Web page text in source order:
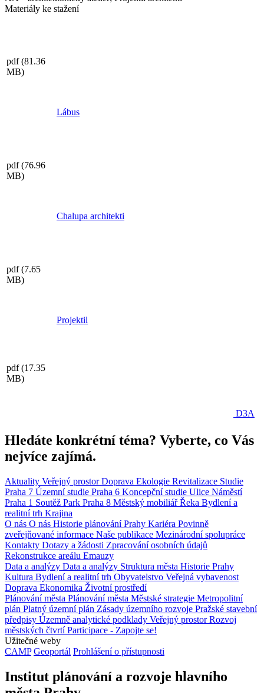
Materiály ke stažení
pdf(81.36
MB)
Lábus
pdf(76.96
MB)
Chalupa architekti
pdf(7.65
MB)
Projektil
pdf(17.35
MB)
D3A
Hledáte konkrétní téma? Vyberte, co Vás
nejvíce zajímá.
Aktuality Veřejný prostorDoprava Ekologie Revitalizace Studie
Praha 7 Územní studie Praha 6 Koncepční studie Ulice Náměstí
Praha 1 Soutěž Park Praha 8 Městský mobiliářŘeka Bydlení a
realitní trh Krajina
O nás O nás Historie plánování Prahy Kariéra Povinně
zveřejňované informace Naše publikace Mezinárodní spolupráce
Kontakty Dotazy a žádosti Zpracování osobních údajů
Rekonstrukce areálu Emauzy
Data a analýzy Data a analýzy Struktura města Historie Prahy
Kultura Bydlení a realitní trh Obyvatelstvo Veřejná vybavenost
Doprava Ekonomika Životní prostředí
Plánování města Plánování města Městské strategie Metropolitní
plán Platný územní plán Zásady územního rozvoje Pražské stavební
předpisy Územně analytické podklady Veřejný prostorRozvoj
městských čtvrtíParticipace - Zapojte se!
Užitečné weby
CAMP Geoportál Prohlášení o přístupnosti
Institut plánování a rozvoje hlavního